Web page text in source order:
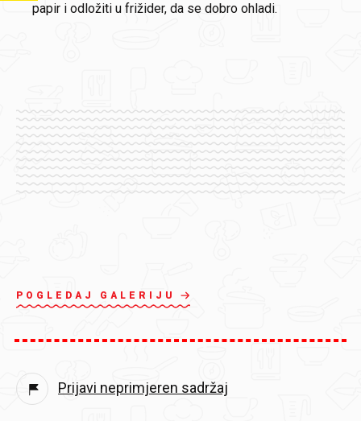
papir i odložiti u frižider, da se dobro ohladi.
POGLEDAJ GALERIJU
Prijavi neprimjeren sadržaj